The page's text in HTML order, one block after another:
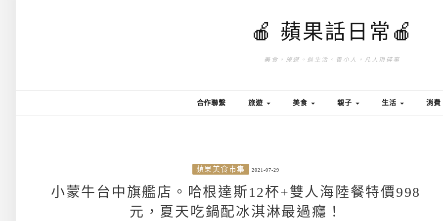
🍎 蘋果話日常🍎
美食。旅遊。過生活。養小人。凡人瑣碎事
合作聯繫 旅遊 美食 親子 生活 消費
蘋果美食市集 2021-07-29
小蒙牛台中旗艦店。哈根達斯12杯+雙人海陸餐特價998
元，夏天吃鍋配冰淇淋最過癮！